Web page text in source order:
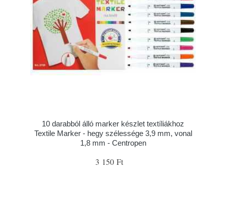
10 darabból álló marker készlet textíliákhoz
Textile Marker - hegy szélessége 3,9 mm, vonal
1,8 mm - Centropen
3 150 Ft